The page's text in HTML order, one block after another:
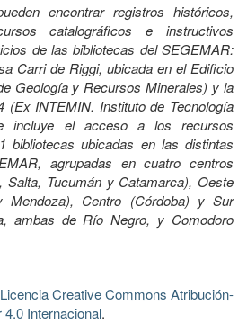
encontrar registros históricos,
catalográficos e instructivos
de las bibliotecas del SEGEMAR:
Carri de Riggi, ubicada en el Edificio
Geología y Recursos Minerales) y la
(Ex INTEMIN. Instituto de Tecnología
incluye el acceso a los recursos
bibliotecas ubicadas en las distintas
agrupadas en cuatro centros
Salta, Tucumán y Catamarca), Oeste
Centro (Córdoba) y Sur
ambas de Río Negro, y Comodoro
Licencia Creative Commons Atribución-
Internacional.